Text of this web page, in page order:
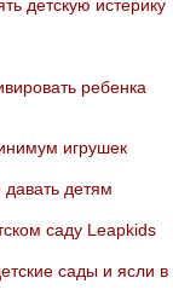
детскую истерику
ребенка
игрушек
детям
саду Leapkids
сады и ясли в